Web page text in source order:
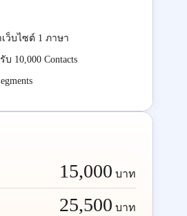
ว็บไซต์ 1 ภาษา
บ 10,000 Contacts
15,000 บาท
25,500 บาท